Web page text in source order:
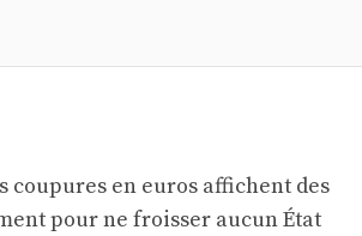
coupures en euros affichent des
pour ne froisser aucun État